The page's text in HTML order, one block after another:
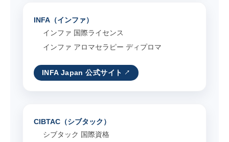
INFA（インファ）
インファ 国際ライセンス
インファ アロマセラピー ディプロマ
INFA Japan 公式サイト
CIBTAC（シブタック）
シブタック 国際資格